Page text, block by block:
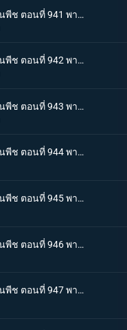
One piece วันพีช ตอนที่ 941 พากย์ไทย น้ำตาโทโกะ ลูกปืนที่ไร้ความรู้สึกของโอโรจิ!
One piece วันพีช ตอนที่ 942 พากย์ไทย ใส่ให้ยับ! ความวุ่นวาย! การต่อสู้ที่ลานประหาร
One piece วันพีช ตอนที่ 943 พากย์ไทย การตัดสินใจของลูฟี่ ทลายการแข่งซูโม่นรก!
One piece วันพีช ตอนที่ 944 พากย์ไทย การมาของพายุ! บิ๊กมัมอาละวาด!
One piece วันพีช ตอนที่ 945 พากย์ไทย ความแค้นถั่วแดงต้ม ลูฟี่เข้าตาจน
One piece วันพีช ตอนที่ 946 พากย์ไทย หยุดยั้งสี่จักรพรรดิ! แผนการลับของควีน
One piece วันพีช ตอนที่ 947 พากย์ไทย อาวุธทรงอานุภาพ! กระสุนโรคระบาดที่เล็งไปที่ลูฟี่